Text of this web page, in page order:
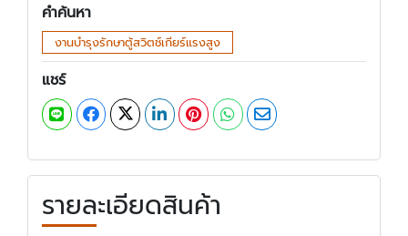
คำค้นหา
งานบำรุงรักษาตู้สวิตช์เกียร์แรงสูง
แชร์
รายละเอียดสินค้า